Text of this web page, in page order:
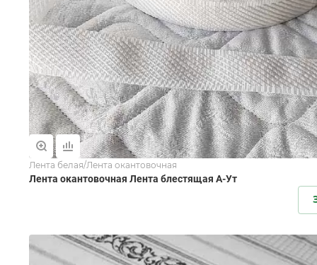
Лента белая/Лента окантовочная
Лента окантовочная Лента блестящая А-Ут